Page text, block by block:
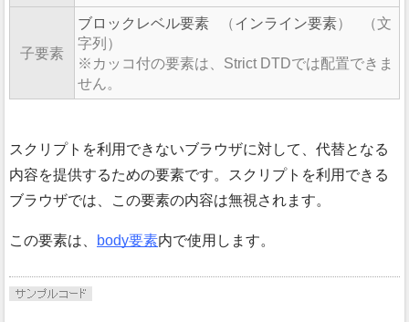
子要素
ブロックレベル要素 （インライン要素）
（文
字列）
カッコ付の要素は、Strict DTDでは配置できま
せん。
スクリプトを利用できないブラウザに対して、代替となる
内容を提供するための要素です。スクリプトを利用できる
ブラウザでは、この要素の内容は無視されます。
この要素は、 body要素内で使用します。